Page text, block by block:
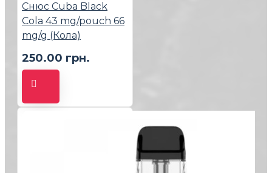
Снюс Cuba Black
Cola 43 mg/pouch 66
mg/g (Кола)
250.00 грн.